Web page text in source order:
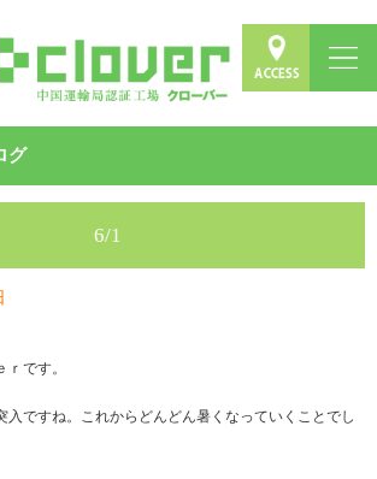
グ
6/1
です。
入ですね。これからどんどん暑くなっていくことでし